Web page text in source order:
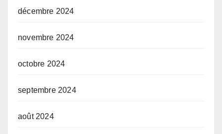
décembre 2024
novembre 2024
octobre 2024
septembre 2024
août 2024